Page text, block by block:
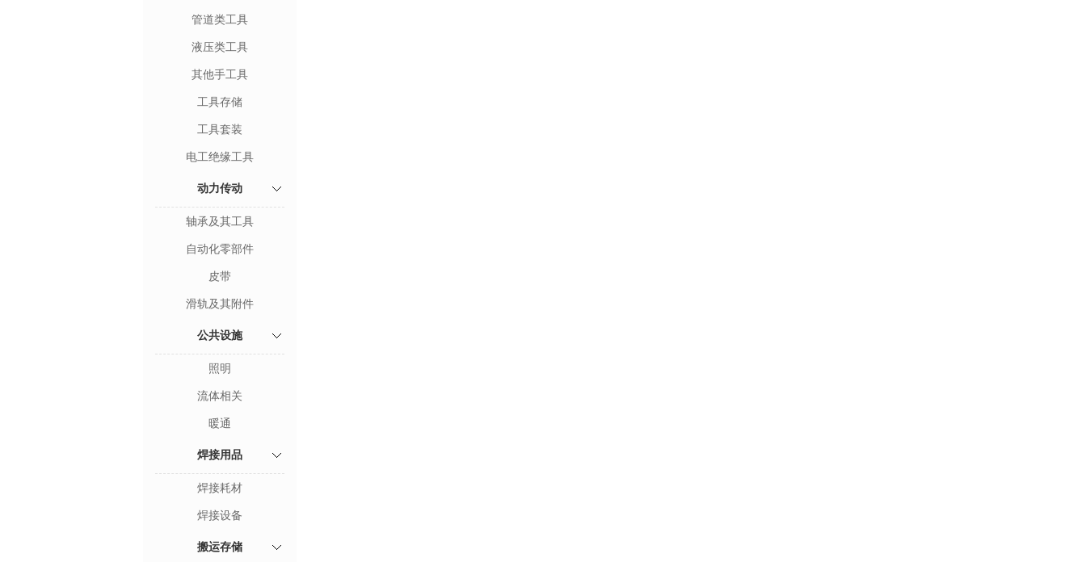
管道类工具
液压类工具
其他手工具
工具存储
工具套装
电工绝缘工具
动力传动
轴承及其工具
自动化零部件
皮带
滑轨及其附件
公共设施
照明
流体相关
暖通
焊接用品
焊接耗材
焊接设备
搬运存储